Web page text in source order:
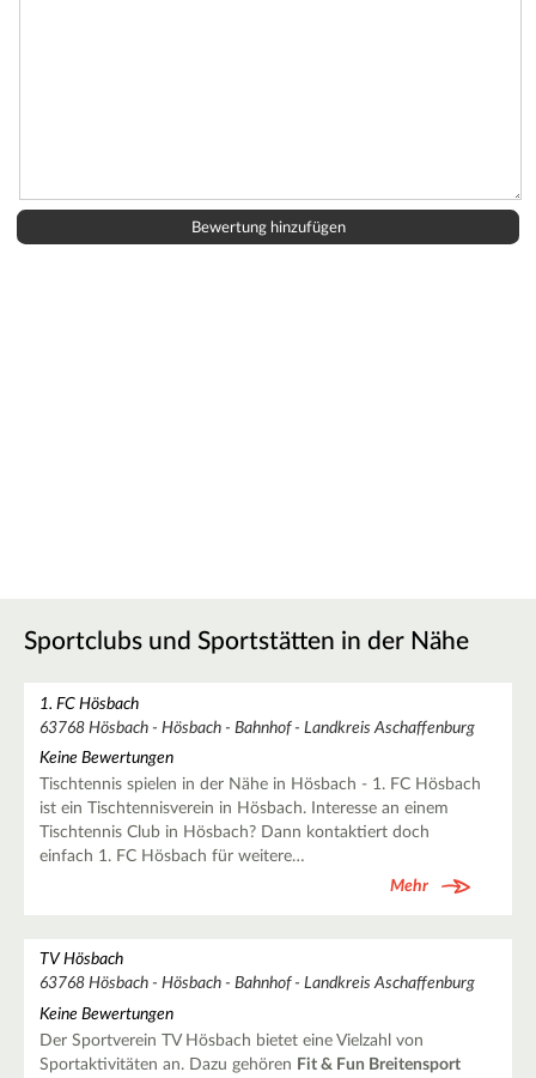
Sportclubs und Sportstätten in der Nähe
1. FC Hösbach
63768 Hösbach - Hösbach - Bahnhof - Landkreis Aschaffenburg
Keine Bewertungen
Tischtennis spielen in der Nähe in Hösbach - 1. FC Hösbach
ist ein Tischtennisverein in Hösbach. Interesse an einem
Tischtennis Club in Hösbach? Dann kontaktiert doch
einfach 1. FC Hösbach für weitere…
Mehr
TV Hösbach
63768 Hösbach - Hösbach - Bahnhof - Landkreis Aschaffenburg
Keine Bewertungen
Der Sportverein TV Hösbach bietet eine Vielzahl von
Sportaktivitäten an. Dazu gehören Fit & Fun Breitensport